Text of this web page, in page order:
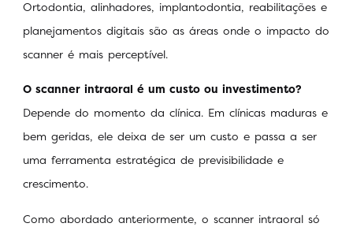
Ortodontia, alinhadores, implantodontia, reabilitações e
planejamentos digitais são as áreas onde o impacto do
scanner é mais perceptível.
O scanner intraoral é um custo ou investimento?
Depende do momento da clínica. Em clínicas maduras e
bem geridas, ele deixa de ser um custo e passa a ser
uma ferramenta estratégica de previsibilidade e
crescimento.
Como abordado anteriormente, o scanner intraoral só